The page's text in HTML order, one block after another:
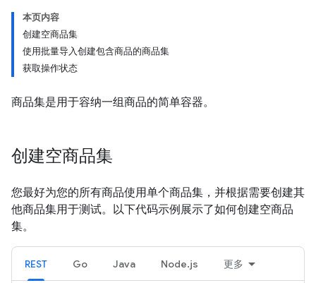
本页内容
创建空商品集
使用批量导入创建包含商品的商品集
获取操作状态
商品集是用于容纳一组商品的简单容器。
创建空商品集
您最好为您的所有商品使用单个商品集，并根据需要创建其
他商品集用于测试。以下代码示例展示了如何创建空商品
集。
REST Go Java Node.js 更多